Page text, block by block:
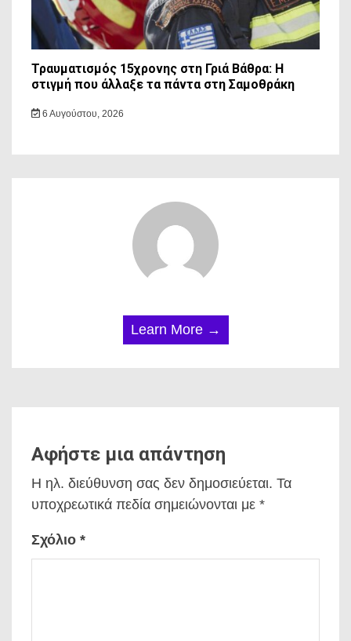
Τραυματισμός 15χρονης στη Γριά Βάθρα: Η
στιγμή που άλλαξε τα πάντα στη Σαμοθράκη
6 Αυγούστου, 2026
Learn More →
Αφήστε μια απάντηση
Η ηλ. διεύθυνση σας δεν δημοσιεύεται. Τα
υποχρεωτικά πεδία σημειώνονται με *
Σχόλιο *